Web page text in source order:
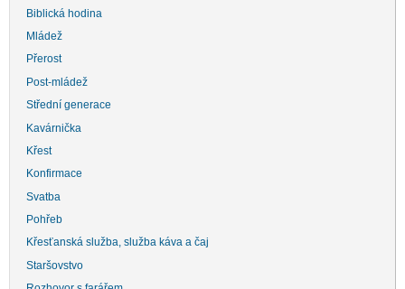
Biblická hodina
Mládež
Přerost
Post-mládež
Střední generace
Kavárnička
Křest
Konfirmace
Svatba
Pohřeb
Křesťanská služba, služba káva a čaj
Staršovstvo